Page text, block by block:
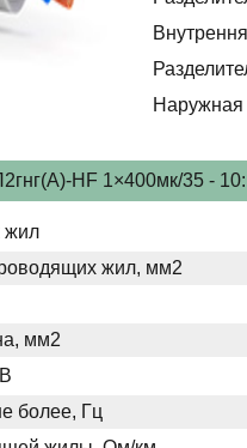
Наружная
HF 1×400мк/35 - 10:
жил
жил, мм2
мм2
более, Гц